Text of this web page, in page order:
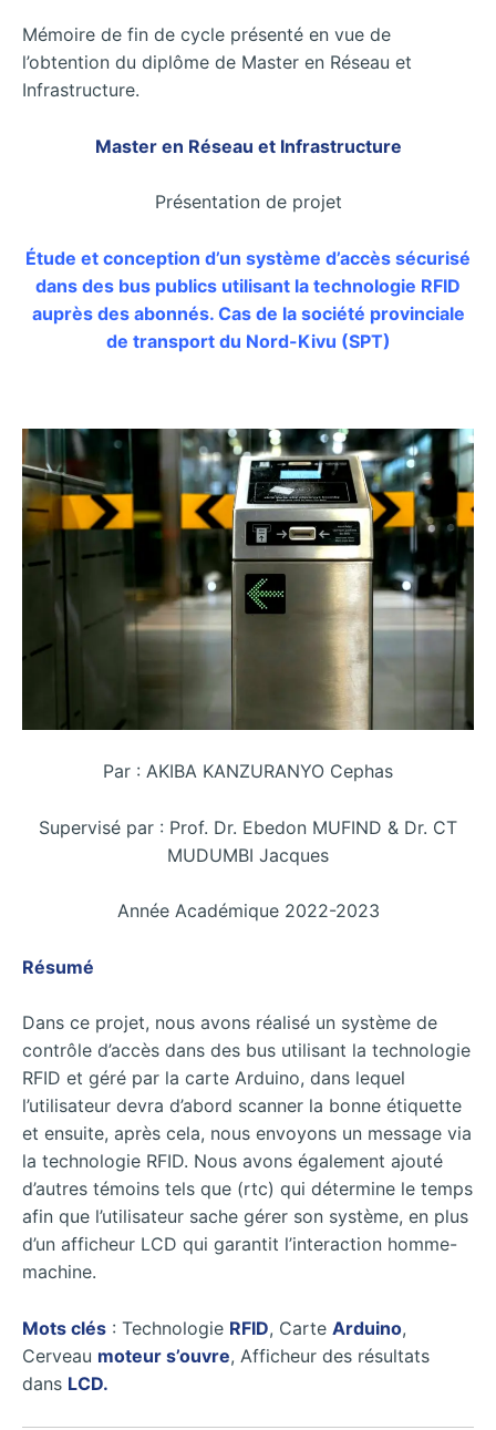
Mémoire de fin de cycle présenté en vue de
l’obtention du diplôme de Master en Réseau et
Infrastructure.
Master en Réseau et Infrastructure
Présentation de projet
Étude et conception d’un système d’accès sécurisé
dans des bus publics utilisant la technologie RFID
auprès des abonnés. Cas de la société provinciale
de transport du Nord-Kivu (SPT)
Par : AKIBA KANZURANYO Cephas
Supervisé par : Prof. Dr. Ebedon MUFIND & Dr. CT
MUDUMBI Jacques
Année Académique 2022-2023
Résumé
Dans ce projet, nous avons réalisé un système de
contrôle d’accès dans des bus utilisant la technologie
RFID et géré par la carte Arduino, dans lequel
l’utilisateur devra d’abord scanner la bonne étiquette
et ensuite, après cela, nous envoyons un message via
la technologie RFID. Nous avons également ajouté
d’autres témoins tels que (rtc) qui détermine le temps
afin que l’utilisateur sache gérer son système, en plus
d’un afficheur LCD qui garantit l’interaction homme-
machine.
Mots clés : Technologie RFID, Carte Arduino,
Cerveau moteur s’ouvre, Afficheur des résultats
dans LCD.